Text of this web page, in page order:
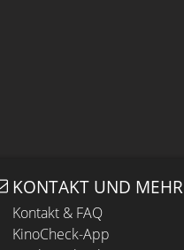
KONTAKT UND MEHR
Kontakt & FAQ
KinoCheck-App